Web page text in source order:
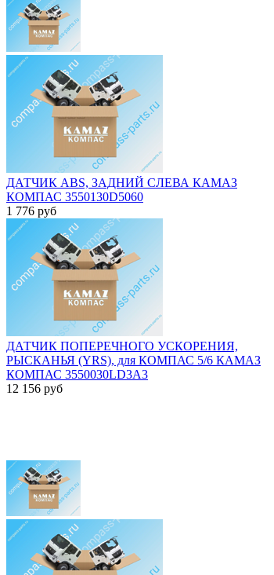
ДАТЧИК ABS, ЗАДНИЙ СЛЕВА КАМАЗ
КОМПАС 3550130D5060
1 776 руб
ДАТЧИК ПОПЕРЕЧНОГО УСКОРЕНИЯ,
РЫСКАНЬЯ (YRS), для КОМПАС 5/6 КАМАЗ
КОМПАС 3550030LD3A3
12 156 руб